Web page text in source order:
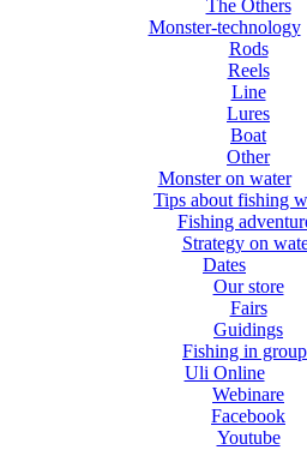
The Others
Monster-technology
Rods
Reels
Line
Lures
Boat
Other
Monster on water
Tips about fishing
Fishing
Strategy on
Dates
Our store
Fairs
Guidings
Fishing in
Uli Online
Webinare
Facebook
Youtube